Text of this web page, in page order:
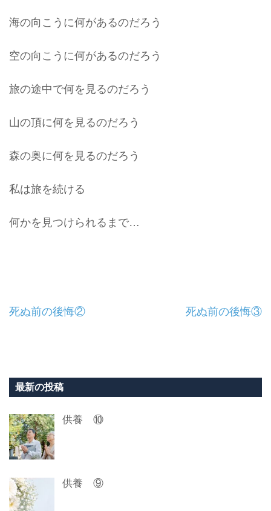
海の向こうに何があるのだろう
空の向こうに何があるのだろう
旅の途中で何を見るのだろう
山の頂に何を見るのだろう
森の奥に何を見るのだろう
私は旅を続ける
何かを見つけられるまで…
投
ビ
ー
シ
ョ
ン
死ぬ前の後悔② 死ぬ前の後悔③
最新の投稿
供養 ⑩
供養 ⑨